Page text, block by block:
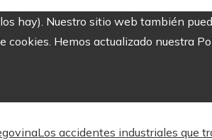
hay). Nuestro sitio web también
cookies. Hemos actualizado nuestra
Los accidentes industriales que